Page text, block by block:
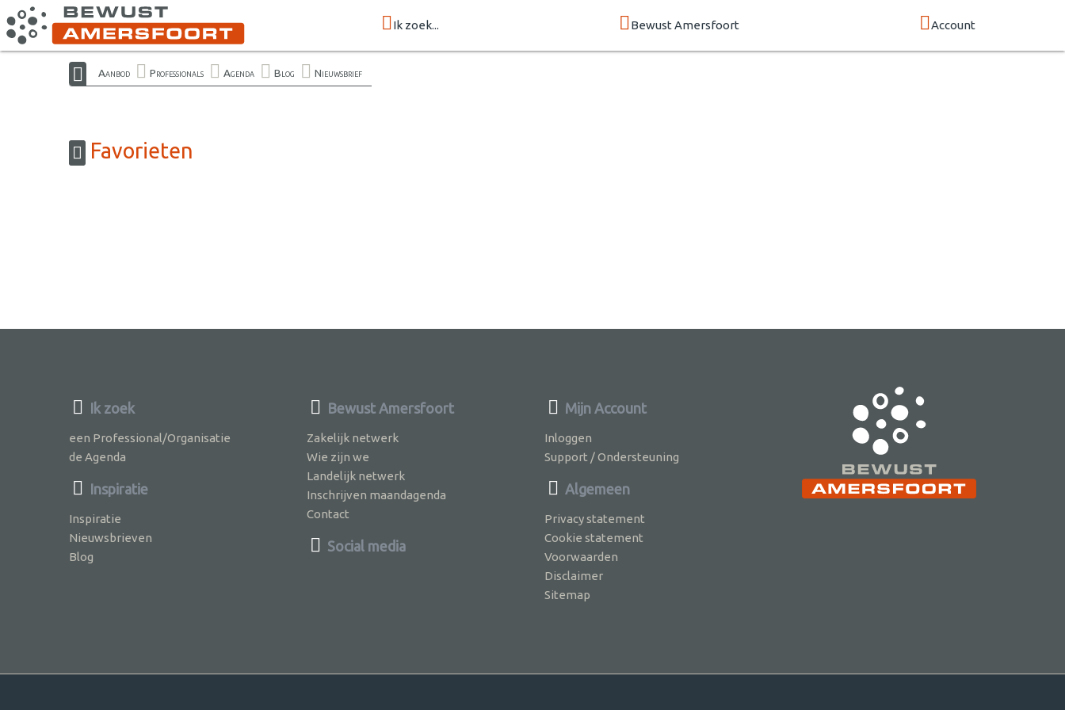
Ik zoek... Bewust Amersfoort Account
Aanbod Professionals Agenda Blog Nieuwsbrief
Favorieten
Ik zoek
een Professional/Organisatie
de Agenda
Inspiratie
Inspiratie
Nieuwsbrieven
Blog
Bewust Amersfoort
Zakelijk netwerk
Wie zijn we
Landelijk netwerk
Inschrijven maandagenda
Contact
Social media
Mijn Account
Inloggen
Support / Ondersteuning
Algemeen
Privacy statement
Cookie statement
Voorwaarden
Disclaimer
Sitemap